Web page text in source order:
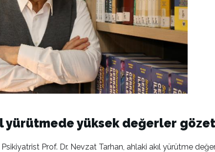
yürütmede yüksek değerler
Prof. Dr. Nevzat Tarhan, ahlaki akıl yürütme